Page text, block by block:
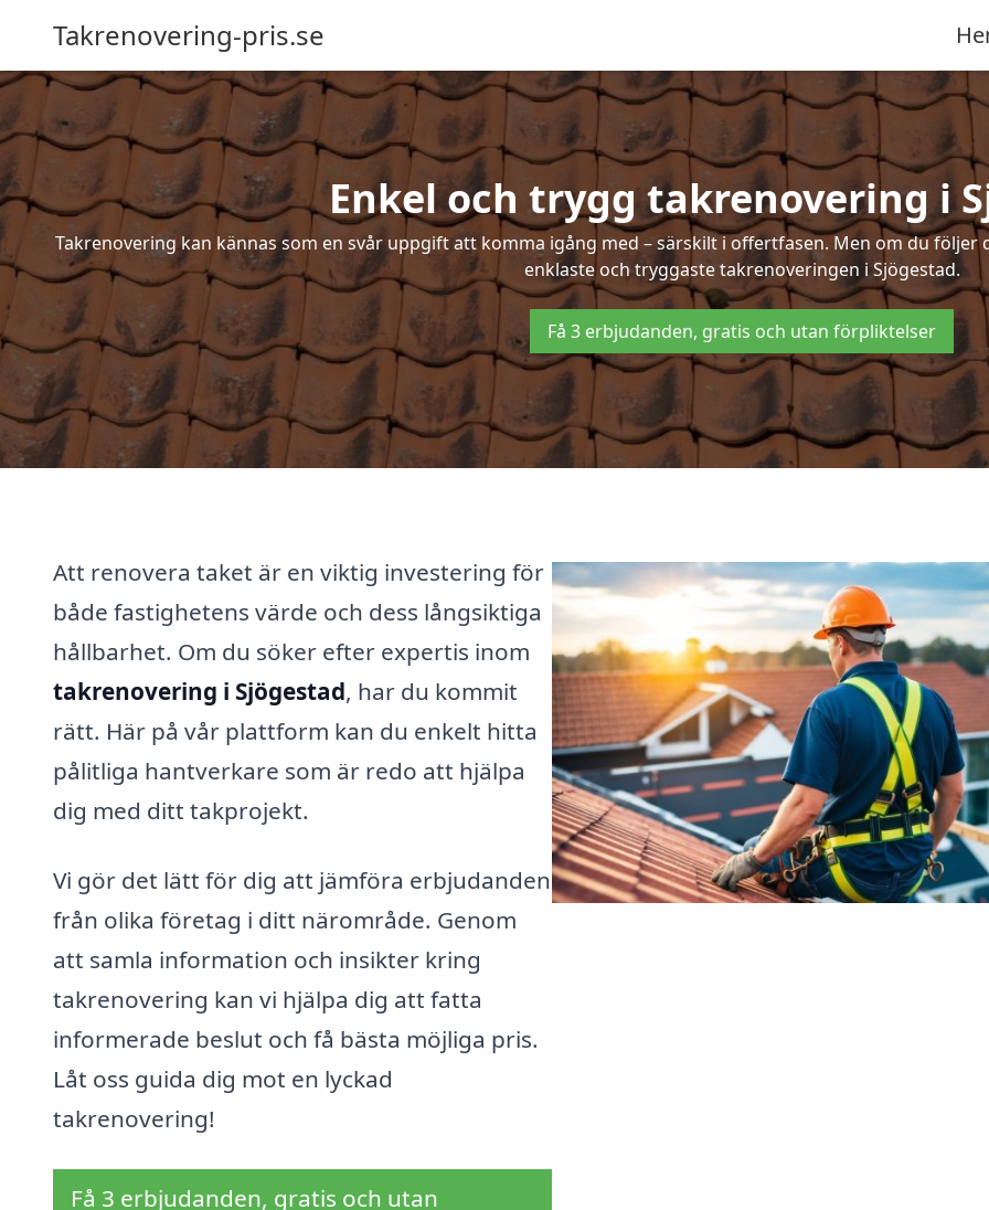
Takrenovering-pris.se
Enkel och trygg takrenovering i
Takrenovering kan kännas som en svår uppgift att komma igång med – särskilt i offertfasen. Men om du
enklaste och tryggaste takrenoveringen i Sjögestad.
Få 3 erbjudanden, gratis och utan förpliktelser
Att renovera taket är en viktig investering för
både fastighetens värde och dess långsiktiga
hållbarhet. Om du söker efter expertis inom
takrenovering i Sjögestad, har du kommit
rätt. Här på vår plattform kan du enkelt hitta
pålitliga hantverkare som är redo att hjälpa
dig med ditt takprojekt.
Vi gör det lätt för dig att jämföra erbjudanden
från olika företag i ditt närområde. Genom
att samla information och insikter kring
takrenovering kan vi hjälpa dig att fatta
informerade beslut och få bästa möjliga pris.
Låt oss guida dig mot en lyckad
takrenovering!
Få 3 erbjudanden, gratis och utan